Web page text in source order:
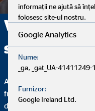
Vă ofer
sistematică
Analiză, consultanță și
fundamentale care stau la
discuția de analiză, în
informații ne ajută să
folosesc site-ul nostru.
Google Analytics
Nume:
_ga, _gat_UA-41411249-
Furnizor:
Google Ireland Ltd.